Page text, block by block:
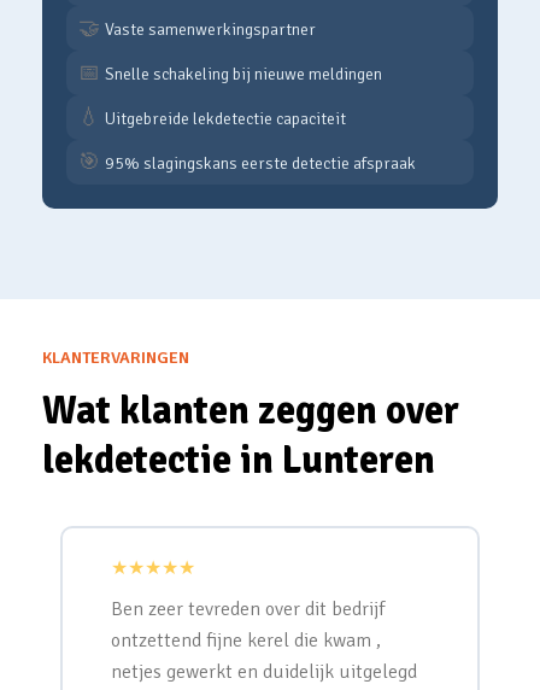
🤝 Vaste samenwerkingspartner
📅 Snelle schakeling bij nieuwe meldingen
💧 Uitgebreide lekdetectie capaciteit
🎯 95% slagingskans eerste detectie afspraak
KLANTERVARINGEN
Wat klanten zeggen over
lekdetectie in Lunteren
★★★★★
Ben zeer tevreden over dit bedrijf
ontzettend fijne kerel die kwam ,
netjes gewerkt en duidelijk uitgelegd